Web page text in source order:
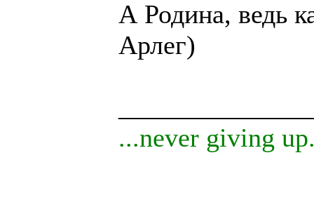
А Родина, ведь
Арлег)
...never giving